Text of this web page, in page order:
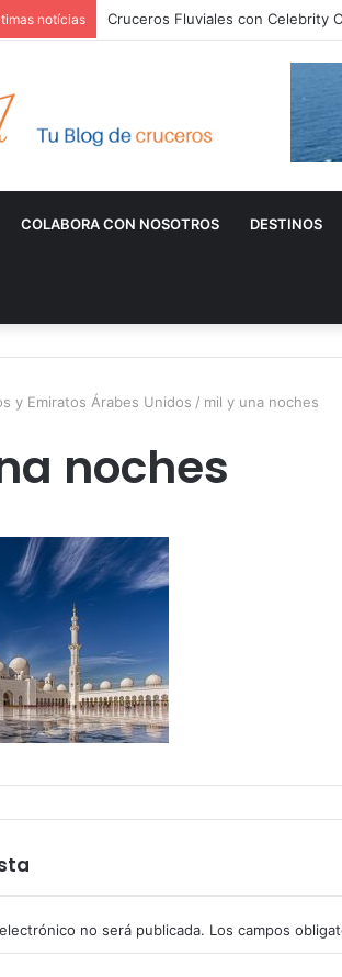
notícias Cruceros Fluviales con Celebrity
COLABORA CON NOSOTROS DESTINOS
y Emiratos Árabes Unidos / mil y una noches
noches
no será publicada. Los campos